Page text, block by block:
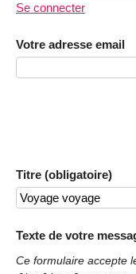
Se connecter
Votre adresse email
Titre (obligatoire)
Texte de votre
Ce formulaire accepte